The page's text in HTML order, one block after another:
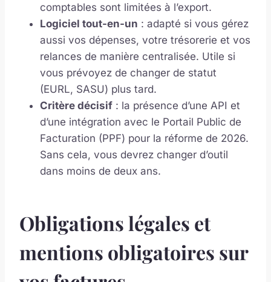
comptables sont limitées à l’export.
Logiciel tout-en-un : adapté si vous gérez
aussi vos dépenses, votre trésorerie et vos
relances de manière centralisée. Utile si
vous prévoyez de changer de statut
(EURL, SASU) plus tard.
Critère décisif : la présence d’une API et
d’une intégration avec le Portail Public de
Facturation (PPF) pour la réforme de 2026.
Sans cela, vous devrez changer d’outil
dans moins de deux ans.
Obligations légales et
mentions obligatoires sur